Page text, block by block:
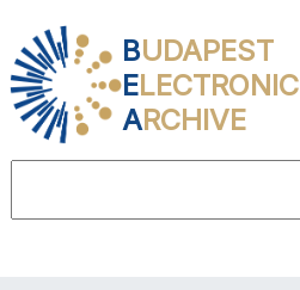
BUDAPEST
ELECTRONIC
ARCHIVE